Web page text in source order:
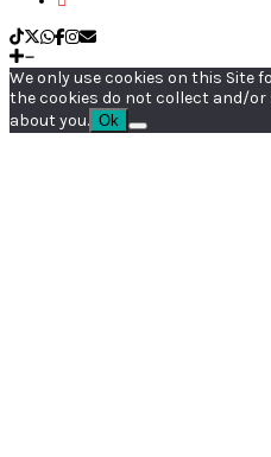
We only use cookies on this Site
the cookies do not collect and/
about you. Ok